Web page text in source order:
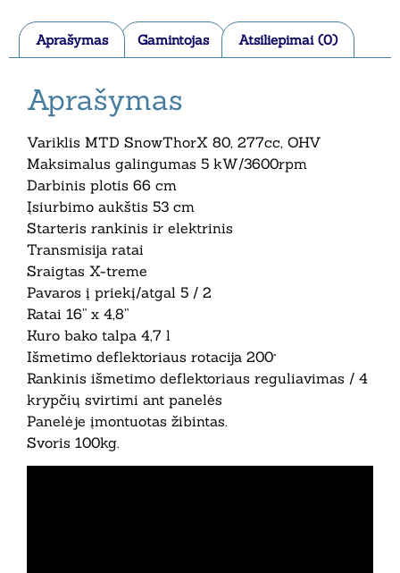
Aprašymas Gamintojas Atsiliepimai (0)
Aprašymas
Variklis MTD SnowThorX 80, 277cc, OHV
Maksimalus galingumas 5 kW/3600rpm
Darbinis plotis 66 cm
Įsiurbimo aukštis 53 cm
Starteris rankinis ir elektrinis
Transmisija ratai
Sraigtas X-treme
Pavaros į priekį/atgal 5 / 2
Ratai 16” x 4,8”
Kuro bako talpa 4,7 l
Išmetimo deflektoriaus rotacija 200°
Rankinis išmetimo deflektoriaus reguliavimas / 4
krypčių svirtimi ant panelės
Panelėje įmontuotas žibintas.
Svoris 100kg.